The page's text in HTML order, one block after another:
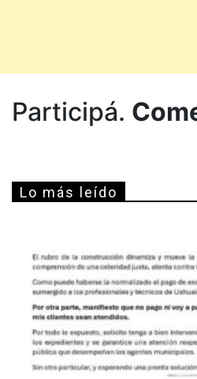
Participá.
Lo más leído